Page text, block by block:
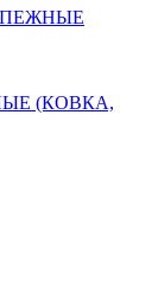
(КОВКА,